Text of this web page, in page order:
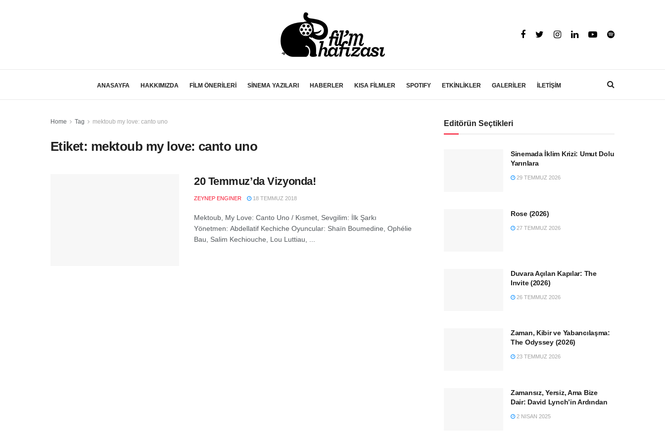
ANASAYFA HAKKIMIZDA FİLM ÖNERİLERİ SİNEMA YAZILARI HABERLER KISA FİLMLER SPOTIFY ETKİNLİKLER GALERİLER İLETİŞİM
Home Tag mektoub my love: canto uno
Etiket: mektoub my love: canto uno
20 Temmuz’da Vizyonda!
ZEYNEP ENGINER 18 TEMMUZ 2018
Mektoub, My Love: Canto Uno / Kısmet, Sevgilim: İlk Şarkı
Yönetmen: Abdellatif Kechiche Oyuncular: Shaïn Boumedine, Ophélie
Bau, Salim Kechiouche, Lou Luttiau, ...
Editörün Seçtikleri
Sinemada İklim Krizi: Umut Dolu
Yarınlara
29 TEMMUZ 2026
Rose (2026)
27 TEMMUZ 2026
Duvara Açılan Kapılar: The
Invite (2026)
26 TEMMUZ 2026
Zaman, Kibir ve Yabancılaşma:
The Odyssey (2026)
23 TEMMUZ 2026
Zamansız, Yersiz, Ama Bize
Dair: David Lynch’in Ardından
2 NISAN 2025